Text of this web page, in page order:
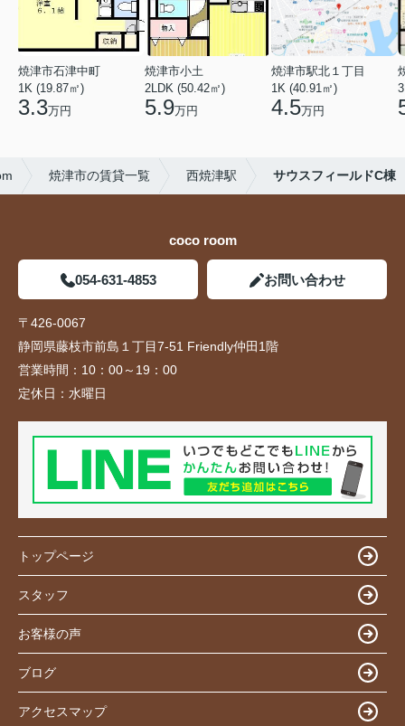
焼津市石津中町
1K (19.87㎡)
3.3万円
焼津市小土
2LDK (50.42㎡)
5.9万円
焼津市駅北１丁目
1K (40.91㎡)
4.5万円
焼津市の賃貸一覧 西焼津駅 サウスフィールドC棟
coco room
054-631-4853 お問い合わせ
〒426-0067
静岡県藤枝市前島１丁目7-51 Friendly仲田1階
営業時間： 10：00～19：00
定休日： 水曜日
トップページ
スタッフ
お客様の声
ブログ
アクセスマップ